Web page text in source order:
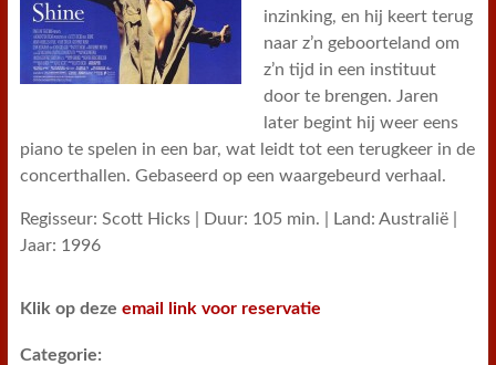
inzinking, en hij keert terug
naar z’n geboorteland om
z’n tijd in een instituut
door te brengen. Jaren
later begint hij weer eens
piano te spelen in een bar, wat leidt tot een terugkeer in de
concerthallen. Gebaseerd op een waargebeurd verhaal.
Regisseur: Scott Hicks | Duur: 105 min. | Land: Australië |
Jaar: 1996
Klik op deze email link voor reservatie
Categorie: